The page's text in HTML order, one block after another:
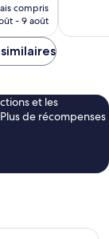
nouveau
prix
de
compris
- 9 août
et les
de récompenses